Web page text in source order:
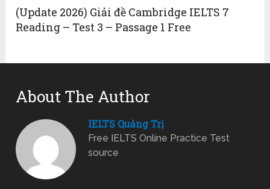
(Update 2026) Giải đề Cambridge IELTS 7
Reading – Test 3 – Passage 1 Free
About The Author
IELTS Quảng Trị
Free IELTS Online Practice Test
source